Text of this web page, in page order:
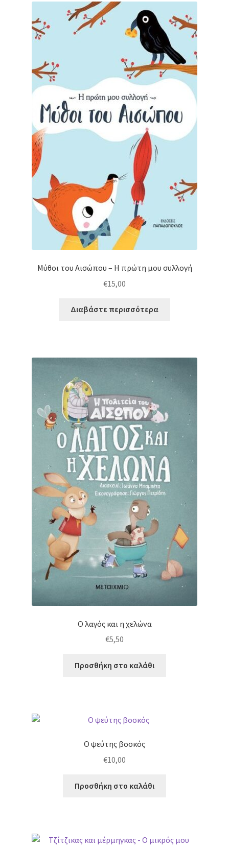
Μύθοι του Αισώπου – Η πρώτη μου συλλογή
€15,00
Διαβάστε περισσότερα
Ο λαγός και η χελώνα
€5,50
Προσθήκη στο καλάθι
Ο ψεύτης βοσκός
€10,00
Προσθήκη στο καλάθι